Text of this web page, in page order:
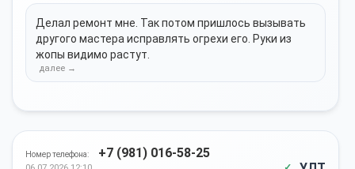
Делал ремонт мне. Так потом пришлось вызывать
другого мастера исправлять огрехи его. Руки из
жопы видимо растут.
Номер телефона: +7 (981) 016-58-25